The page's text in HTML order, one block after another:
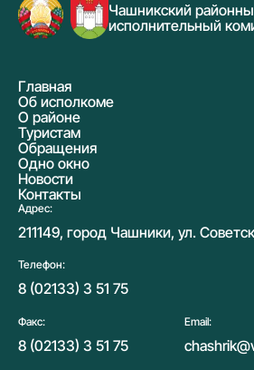
Чашникский
исполнительный
Главная
Об исполкоме
О районе
Туристам
Обращения
Одно окно
Новости
Контакты
Адрес:
211149, город Чашники, ул.
Телефон:
8 (02133) 3 51 75
Факс:
8 (02133) 3 51 75
Email: